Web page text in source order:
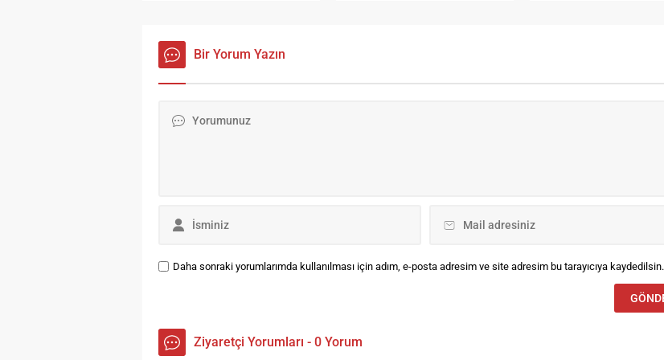
Bir Yorum Yazın
Daha sonraki yorumlarımda kullanılması için adım, e-posta adresim ve site adresim bu tarayıcıya kaydedilsin.
Ziyaretçi Yorumları - 0 Yorum